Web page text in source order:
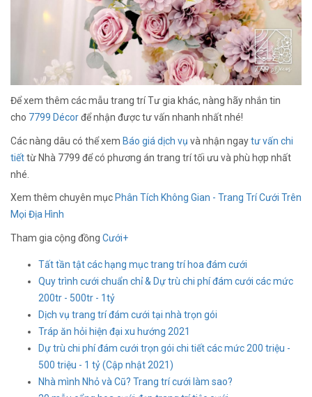
Để xem thêm các mẫu trang trí Tư gia khác, nàng hãy nhắn tin
cho 7799 Décorđể nhận được tư vấn nhanh nhất nhé!
Các nàng dâu có thể xem Báo giá dịch vụ và nhận ngaytư vấn chi
tiếttừ Nhà 7799 để có phương án trang trí tối ưu và phù hợp nhất
nhé.
Xem thêm chuyên mục Phân Tích Không Gian - Trang Trí Cưới Trên
Mọi Địa Hình
Tham gia cộng đồng Cưới+
Tất tần tật các hạng mục trang trí hoa đám cưới
Quy trình cưới chuẩn chỉ & Dự trù chi phí đám cưới các mức
200tr - 500tr - 1tỷ
Dịch vụ trang trí đám cưới tại nhà trọn gói
Tráp ăn hỏi hiện đại xu hướng 2021
Dự trù chi phí đám cưới trọn gói chi tiết các mức 200 triệu -
500 triệu - 1 tỷ (Cập nhật 2021)
Nhà mình Nhỏ và Cũ? Trang trí cưới làm sao?